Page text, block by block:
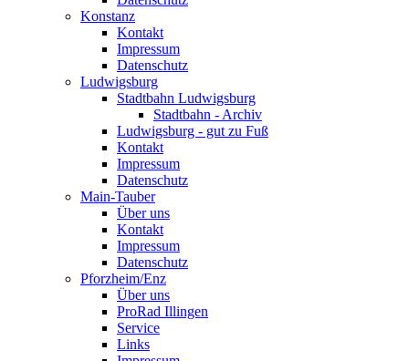
Konstanz
Kontakt
Impressum
Datenschutz
Ludwigsburg
Stadtbahn Ludwigsburg
Stadtbahn - Archiv
Ludwigsburg - gut zu Fuß
Kontakt
Impressum
Datenschutz
Main-Tauber
Über uns
Kontakt
Impressum
Datenschutz
Pforzheim/Enz
Über uns
ProRad Illingen
Service
Links